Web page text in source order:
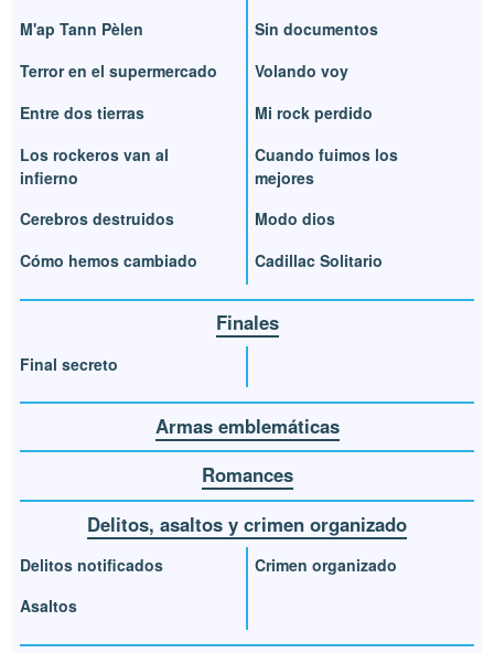
M'ap Tann Pèlen
Terror en el supermercado
Entre dos tierras
Los rockeros van al
infierno
Cerebros destruidos
Cómo hemos cambiado
Sin documentos
Volando voy
Mi rock perdido
Cuando fuimos los
mejores
Modo dios
Cadillac Solitario
Finales
Final secreto
Armas emblemáticas
Romances
Delitos, asaltos y crimen organizado
Delitos notificados
Asaltos
Crimen organizado